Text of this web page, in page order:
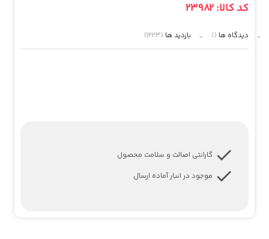
کد کالا: 23982
دیدگاه ها () بازدید ها (1223)
گارانتی اصالت و سلامت محصول
موجود در انبار آماده ارسال